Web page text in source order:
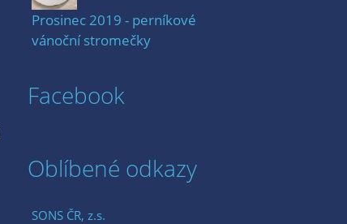
Prosinec 2019 - perníkové
vánoční stromečky
Facebook
Oblíbené odkazy
SONS ČR, z.s.